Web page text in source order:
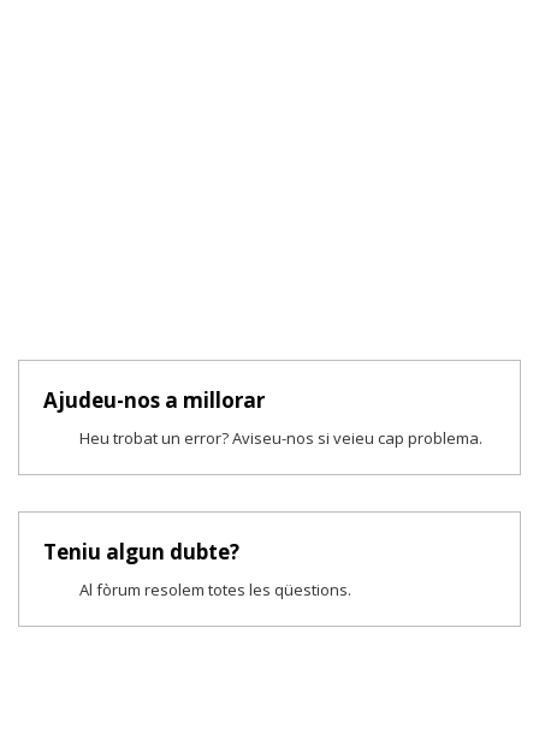
Ajudeu-nos a millorar
Heu trobat un error? Aviseu-nos si veieu cap problema.
Teniu algun dubte?
Al fòrum resolem totes les qüestions.